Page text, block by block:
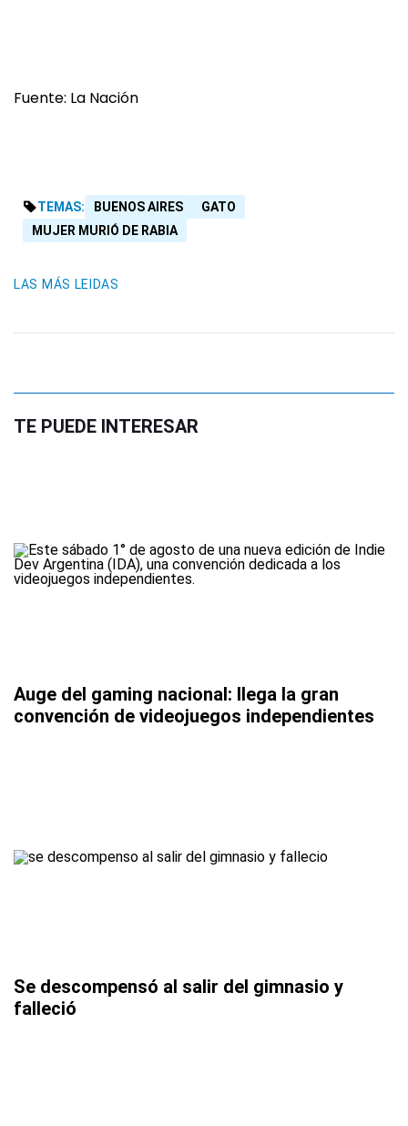
Fuente: La Nación
TEMAS: BUENOS AIRES
GATO
MUJER MURIÓ DE RABIA
LAS MÁS LEIDAS
TE PUEDE INTERESAR
Auge del gaming nacional: llega la gran
convención de videojuegos independientes
Se descompensó al salir del gimnasio y
falleció